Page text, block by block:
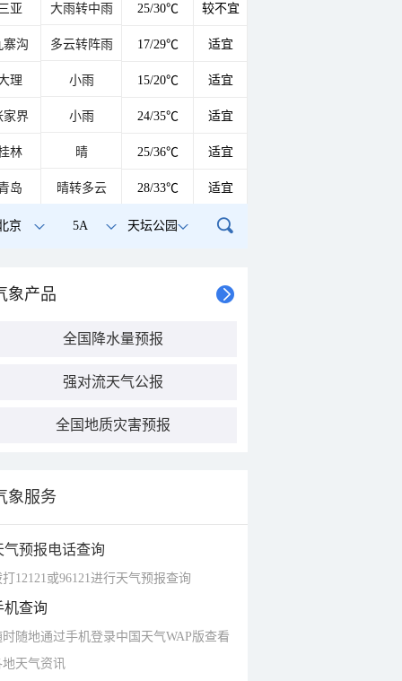
亚 大雨转中雨 25/30℃ 较不宜
寨沟 多云转阵雨 17/29℃ 适宜
理 小雨 15/20℃ 适宜
家界 小雨 24/35℃ 适宜
林 晴 25/36℃ 适宜
岛 晴转多云 28/33℃ 适宜
京 5A 天坛公园
象产品
全国降水量预报
强对流天气公报
全国地质灾害预报
象服务
气预报电话查询
打12121或96121进行天气预报查询
机查询
时随地通过手机登录中国天气WAP版查看
地天气资讯